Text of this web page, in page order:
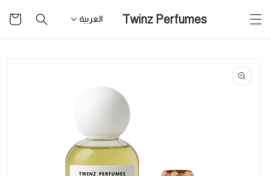
للمحتوى
Twinz Perfumes العربية
التسوق
لمعلومات
المنتج